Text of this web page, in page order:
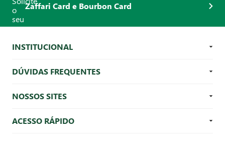
Zaffari Card e Bourbon Card
INSTITUCIONAL
DÚVIDAS FREQUENTES
NOSSOS SITES
ACESSO RÁPIDO